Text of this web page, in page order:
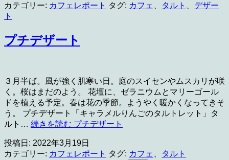
カテゴリー: カフェレポート タグ: カフェ タルト
デザー
ト
プチデザート
３月半ば。風が強く肌寒い日。庭のスイセンやムスカリが咲
く。桜はまだのよう。 花壇に、ゼラニウムとマリーゴール
ドを植える予定。春は花の季節。ようやく暖かくなってきそ
う。 プチデザート「キャラメルりんごのタルトレット」タ
ルト… 続きを読む プチデザート
投稿日: 2022年3月19日
カテゴリー: カフェレポート タグ: カフェ
タルト